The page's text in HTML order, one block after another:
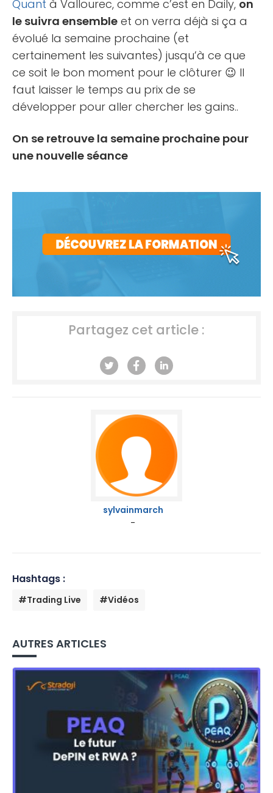
Quant à Vallourec, comme c’est en Daily, on
le suivra ensemble et on verra déjà si ça a
évolué la semaine prochaine (et
certainement les suivantes) jusqu’à ce que
ce soit le bon moment pour le clôturer 😉 Il
faut laisser le temps au prix de se
développer pour aller chercher les gains..
On se retrouve la semaine prochaine pour
une nouvelle séance
Partagez cet article :
sylvainmarch
-
Hashtags :
#Trading Live #Vidéos
AUTRES ARTICLES